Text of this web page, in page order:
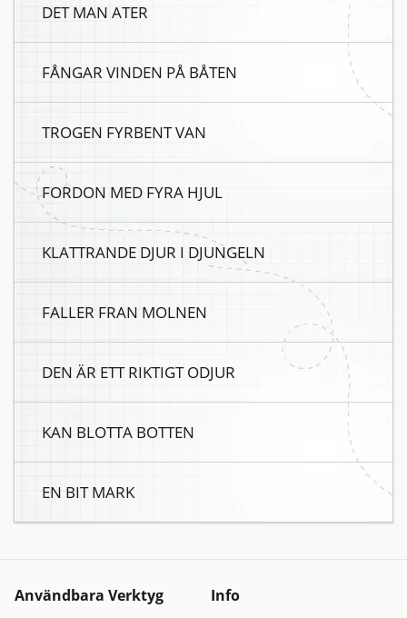
DET MAN ATER
FÅNGAR VINDEN PÅ BÅTEN
TROGEN FYRBENT VAN
FORDON MED FYRA HJUL
KLATTRANDE DJUR I DJUNGELN
FALLER FRAN MOLNEN
DEN ÄR ETT RIKTIGT ODJUR
KAN BLOTTA BOTTEN
EN BIT MARK
Användbara Verktyg Info